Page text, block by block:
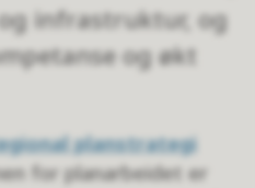
infrastruktur, og
og økt
planstrategi
for planarbeidet er